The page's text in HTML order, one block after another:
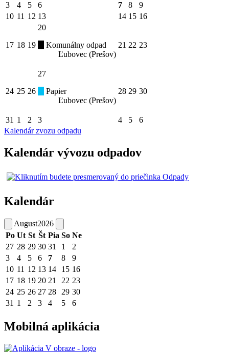
3 4 5 6 7 8
9
10 11 12 13 14 15 16
17 18 19
20
Komunálny odpad
Ľubovec (Prešov)
21 22 23
24 25 26
27
Papier
Ľubovec (Prešov)
28 29 30
31 1 2 3 4 5
6
Kalendár zvozu odpadu
Kalendár vývozu odpadov
Kalendár
August2026
Po Ut St Št Pia So Ne
27 28 29 30 31 1
2
3
4 5 6 7 8
9
10 11 12 13 14 15 16
17 18 19 20 21 22 23
24 25 26 27 28 29 30
31 1 2 3 4 5 6
Mobilná aplikácia